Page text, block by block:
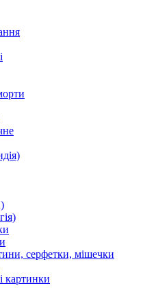
серфетки, мішечки
картинки